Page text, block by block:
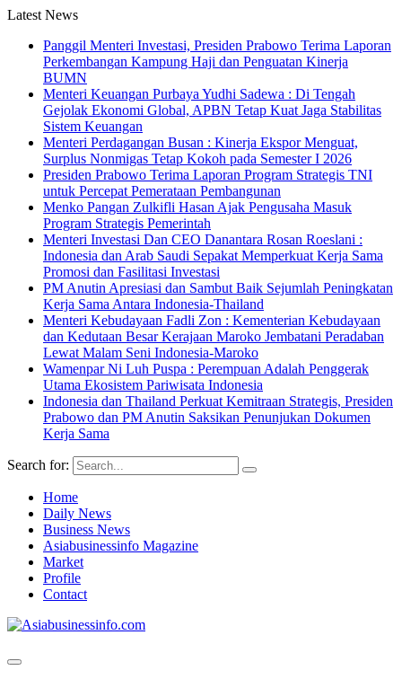
Latest News
Panggil Menteri Investasi, Presiden Prabowo Terima Laporan
Perkembangan Kampung Haji dan Penguatan Kinerja
BUMN
Menteri Keuangan Purbaya Yudhi Sadewa : Di Tengah
Gejolak Ekonomi Global, APBN Tetap Kuat Jaga Stabilitas
Sistem Keuangan
Menteri Perdagangan Busan : Kinerja Ekspor Menguat,
Surplus Nonmigas Tetap Kokoh pada Semester I 2026
Presiden Prabowo Terima Laporan Program Strategis TNI
untuk Percepat Pemerataan Pembangunan
Menko Pangan Zulkifli Hasan Ajak Pengusaha Masuk
Program Strategis Pemerintah
Menteri Investasi Dan CEO Danantara Rosan Roeslani :
Indonesia dan Arab Saudi Sepakat Memperkuat Kerja Sama
Promosi dan Fasilitasi Investasi
PM Anutin Apresiasi dan Sambut Baik Sejumlah Peningkatan
Kerja Sama Antara Indonesia-Thailand
Menteri Kebudayaan Fadli Zon : Kementerian Kebudayaan
dan Kedutaan Besar Kerajaan Maroko Jembatani Peradaban
Lewat Malam Seni Indonesia-Maroko
Wamenpar Ni Luh Puspa : Perempuan Adalah Penggerak
Utama Ekosistem Pariwisata Indonesia
Indonesia dan Thailand Perkuat Kemitraan Strategis, Presiden
Prabowo dan PM Anutin Saksikan Penunjukan Dokumen
Kerja Sama
Search for:
Home
Daily News
Business News
Asiabusinessinfo Magazine
Market
Profile
Contact